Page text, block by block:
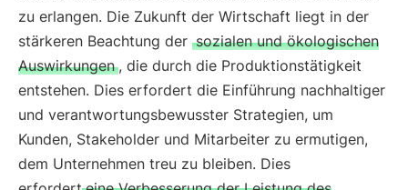
zu erlangen. Die Zukunft der Wirtschaft liegt in der
stärkeren Beachtung der sozialen und ökologischen
Auswirkungen , die durch die Produktionstätigkeit
entstehen. Dies erfordert die Einführung nachhaltiger
und verantwortungsbewusster Strategien, um
Kunden, Stakeholder und Mitarbeiter zu ermutigen,
dem Unternehmen treu zu bleiben. Dies